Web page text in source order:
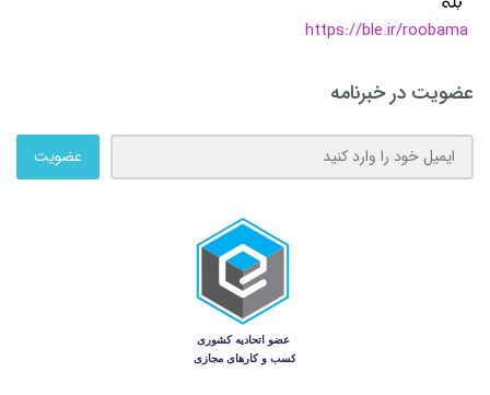
https://ble.ir/roobama
عضویت در خبرنامه
عضویت